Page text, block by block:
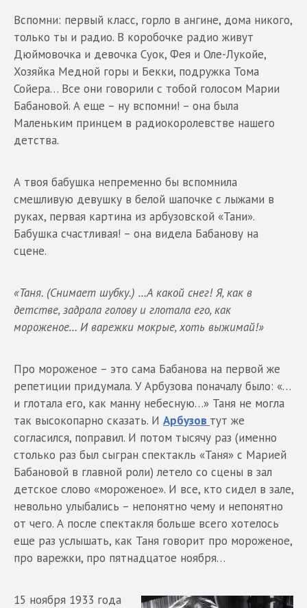
Вспомни: первый класс, горло в ангине, дома никого,
только ты и радио. В коробочке радио живут
Дюймовочка и девочка Суок, Фея и Оле-Лукойе,
Хозяйка Медной горы и Бекки, подружка Тома
Сойера… Все они говорили с тобой голосом Марии
Бабановой. А еще – ну вспомни! – она была
Маленьким принцем в радиокоролевстве нашего
детства.
А твоя бабушка непременно бы вспомнила
смешливую девушку в белой шапочке с лыжами в
руках, первая картина из арбузовской «Тани».
Бабушка счастливая! – она видела Бабанову на
сцене.
«Таня. (Снимает шубку.) …А какой снег! Я, как в
детстве, задрала голову и глотала его, как
мороженое… И варежки мокрые, хоть выжимай!»
Про мороженое – это сама Бабанова на первой же
репетиции придумала. У Арбузова поначалу было: «…
и глотала его, как манну небесную…» Таня не могла
так высокопарно сказать. И Арбузов тут же
согласился, поправил. И потом тысячу раз (именно
столько раз был сыгран спектакль «Таня» с Марией
Бабановой в главной роли) летело со сцены в зал
детское слово «мороженое». И все, кто сидел в зале,
невольно улыбались – непонятно чему и непонятно
от чего. А после спектакля больше всего хотелось
еще раз услышать, как Таня говорит про мороженое,
про варежки, про пятнадцатое ноября…
15 ноября 1933 года